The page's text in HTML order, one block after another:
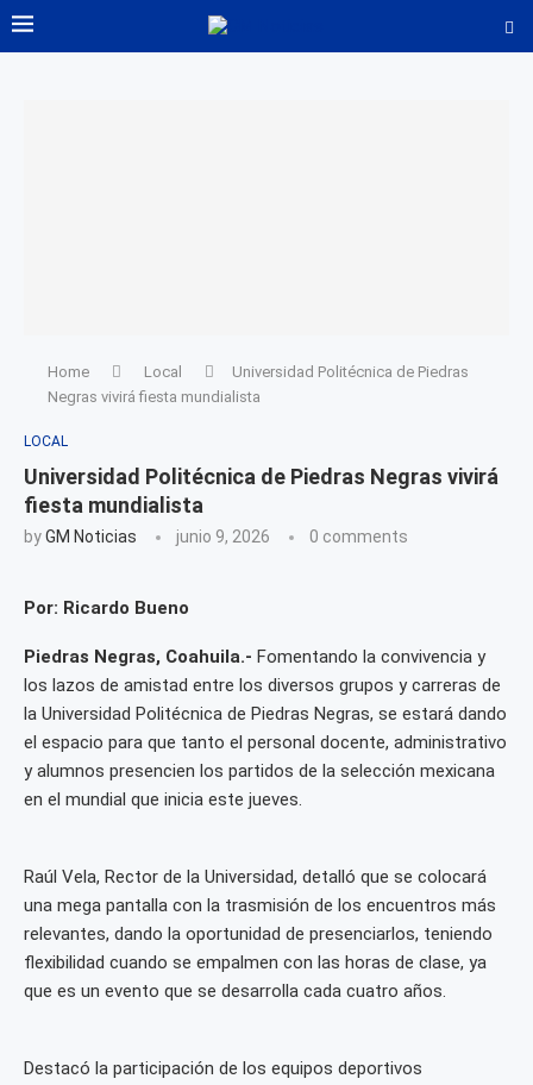
Home Local
Universidad Politécnica de Piedras
Negras vivirá fiesta mundialista
LOCAL
Universidad Politécnica de Piedras Negras vivirá
fiesta mundialista
byGM Noticias junio 9, 2026 0 comments
Por: Ricardo Bueno
Piedras Negras, Coahuila.- Fomentando la convivencia y
los lazos de amistad entre los diversos grupos y carreras de
la Universidad Politécnica de Piedras Negras, se estará dando
el espacio para que tanto el personal docente, administrativo
y alumnos presencien los partidos de la selección mexicana
en el mundial que inicia este jueves.
Raúl Vela, Rector de la Universidad, detalló que se colocará
una mega pantalla con la trasmisión de los encuentros más
relevantes, dando la oportunidad de presenciarlos, teniendo
flexibilidad cuando se empalmen con las horas de clase, ya
que es un evento que se desarrolla cada cuatro años.
Destacó la participación de los equipos deportivos